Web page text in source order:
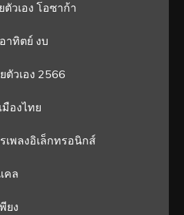
วเอง โอซาก้า
าทิตย์ งบ
ตัวเอง 2566
มืองไทย
เพลงอิเล็กทรอนิกส์
คล
ยง